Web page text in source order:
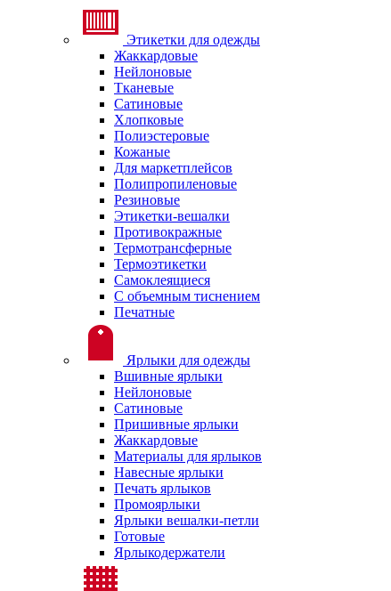
Этикетки для одежды
Жаккардовые
Нейлоновые
Тканевые
Сатиновые
Хлопковые
Полиэстеровые
Кожаные
Для маркетплейсов
Полипропиленовые
Резиновые
Этикетки-вешалки
Противокражные
Термотрансферные
Термоэтикетки
Самоклеящиеся
С объемным тиснением
Печатные
Ярлыки для одежды
Вшивные ярлыки
Нейлоновые
Сатиновые
Пришивные ярлыки
Жаккардовые
Материалы для ярлыков
Навесные ярлыки
Печать ярлыков
Промоярлыки
Ярлыки вешалки-петли
Готовые
Ярлыкодержатели